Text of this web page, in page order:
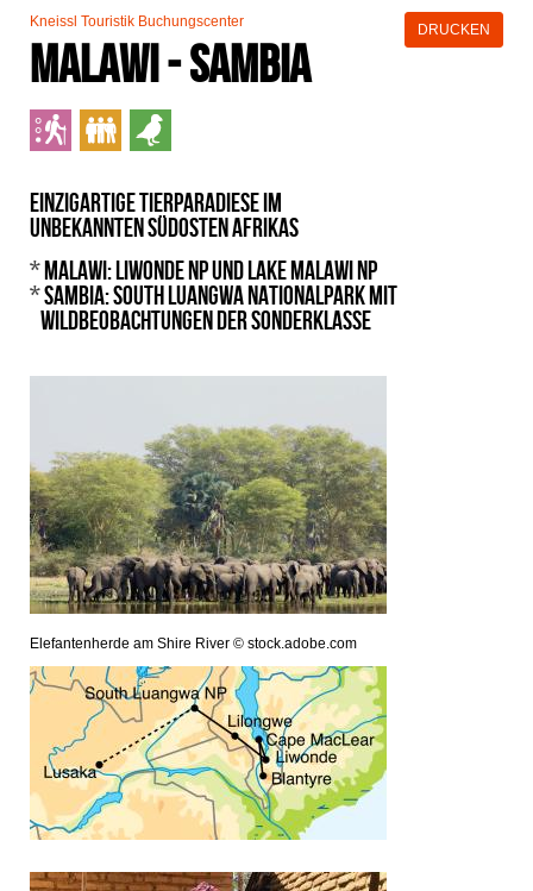
DRUCKEN
Kneissl Touristik Buchungscenter
Malawi - Sambia
Einzigartige Tierparadiese im
unbekannten Südosten Afrikas
* Malawi: Liwonde NP und Lake Malawi NP
*Sambia: South Luangwa Nationalpark mit
Wildbeobachtungen der Sonderklasse
Elefantenherde am Shire River © stock.adobe.com